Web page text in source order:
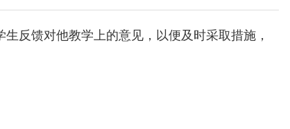
反馈对他教学上的意见，以便及时采取措施，